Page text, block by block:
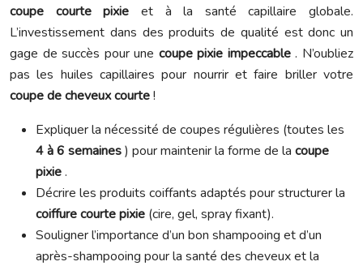
coupe courte pixie et à la santé capillaire globale.
L’investissement dans des produits de qualité est donc un
gage de succès pour une coupe pixie impeccable. N’oubliez
pas les huiles capillaires pour nourrir et faire briller votre
coupe de cheveux courte!
Expliquer la nécessité de coupes régulières (toutes les
4 à 6 semaines) pour maintenir la forme de la coupe
pixie.
Décrire les produits coiffants adaptés pour structurer la
coiffure courte pixie (cire, gel, spray fixant).
Souligner l’importance d’un bon shampooing et d’un
après-shampooing pour la santé des cheveux et la